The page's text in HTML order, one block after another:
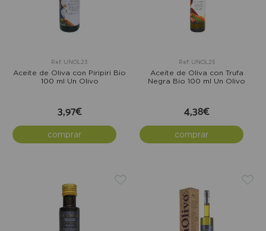
Ref: UNOL23
Aceite de Oliva con Piripiri Bio
100 ml Un Olivo
3,97€
comprar
Ref: UNOL25
Aceite de Oliva con Trufa
Negra Bio 100 ml Un Olivo
4,38€
comprar